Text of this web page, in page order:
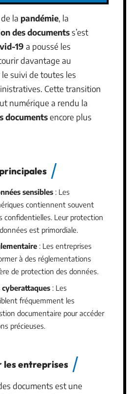
la pandémie, la
des documentss’est
19 a poussé les
davantage au
suivi de toutes les
Cette transition
numérique a rendu la
documentsencore plus
sensibles : Les
contiennent souvent
confidentielles. Leur protection
est primordiale.
: Les entreprises
à des réglementations
de protection des données.
: Les
fréquemment les
documentaire pour accéder
précieuses.
les entreprises
documents est une